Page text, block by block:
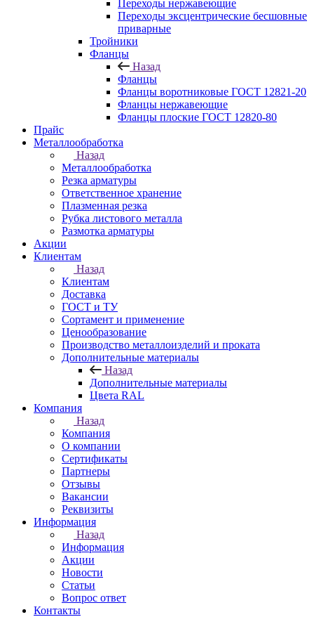
Переходы нержавеющие
Переходы эксцентрические бесшовные
приварные
Тройники
Фланцы
Назад
Фланцы
Фланцы воротниковые ГОСТ 12821-20
Фланцы нержавеющие
Фланцы плоские ГОСТ 12820-80
Прайс
Металлообработка
Назад
Металлообработка
Резка арматуры
Ответственное хранение
Плазменная резка
Рубка листового металла
Размотка арматуры
Акции
Клиентам
Назад
Клиентам
Доставка
ГОСТ и ТУ
Сортамент и применение
Ценообразование
Производство металлоизделий и проката
Дополнительные материалы
Назад
Дополнительные материалы
Цвета RAL
Компания
Назад
Компания
О компании
Сертификаты
Партнеры
Отзывы
Вакансии
Реквизиты
Информация
Назад
Информация
Акции
Новости
Статьи
Вопрос ответ
Контакты